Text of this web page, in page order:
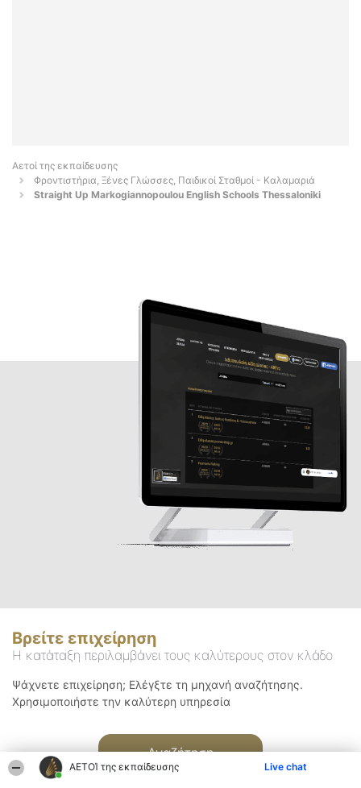
ΑΕΤΟΊ της εκπαίδευσης Live chat
Αετοί της εκπαίδευσης
Φροντιστήρια, Ξένες Γλώσσες, Παιδικοί Σταθμοί - Καλαμαριά
Straight Up Markogiannopoulou English Schools Thessaloniki
Βρείτε επιχείρηση
Η κατάταξη περιλαμβάνει τους καλύτερους στον κλάδο
Ψάχνετε επιχείρηση; Ελέγξτε τη μηχανή αναζήτησης.
Χρησιμοποιήστε την καλύτερη υπηρεσία
Αναζήτηση